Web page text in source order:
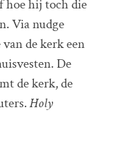
hoe hij toch die
Via nudge
de kerk een
De
de kerk, de
Holy